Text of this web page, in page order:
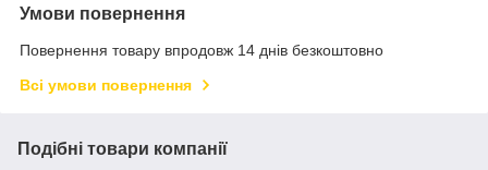
Умови повернення
Повернення товару впродовж 14 днів безкоштовно
Всі умови повернення
Подібні товари компанії